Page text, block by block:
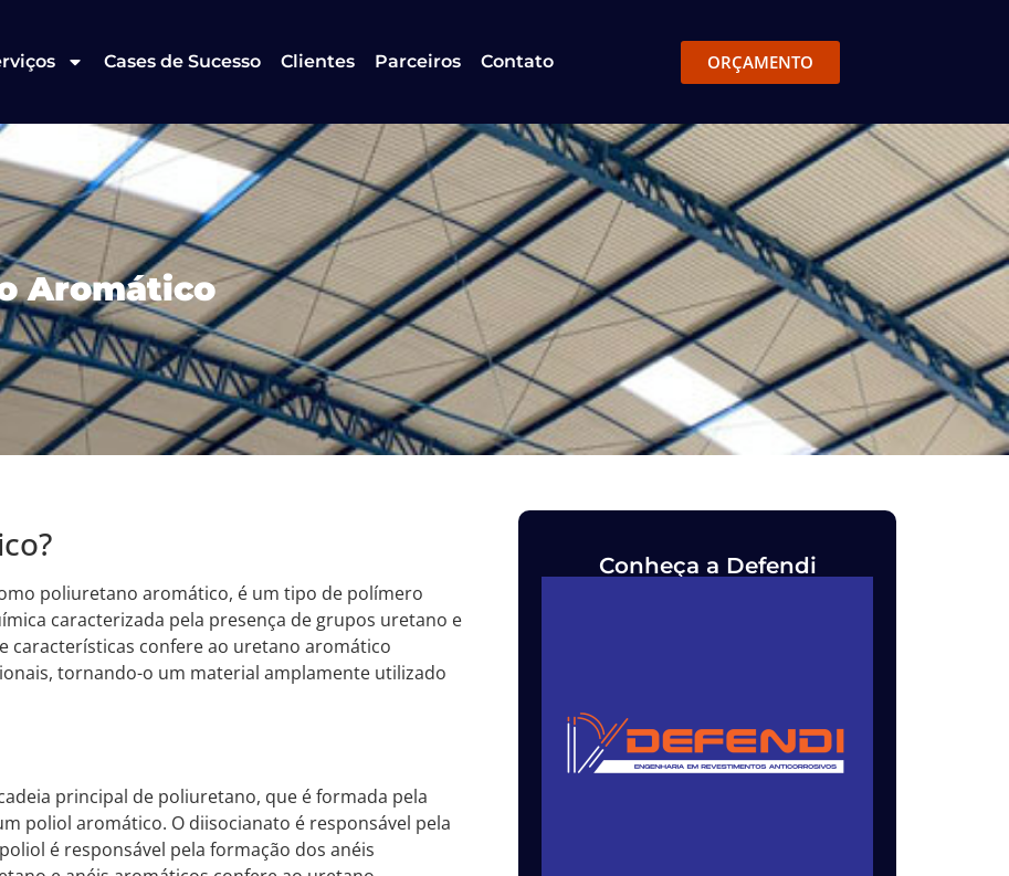
Cases de Sucesso Clientes Parceiros Contato ORÇAMENTO
Aromático
poliuretano aromático, é um tipo de polímero
caracterizada pela presença de grupos uretano e
características confere ao uretano aromático
tornando-o um material amplamente utilizado
principal de poliuretano, que é formada pela
poliol aromático. O diisocianato é responsável pela
é responsável pela formação dos anéis
Conheça a Defendi